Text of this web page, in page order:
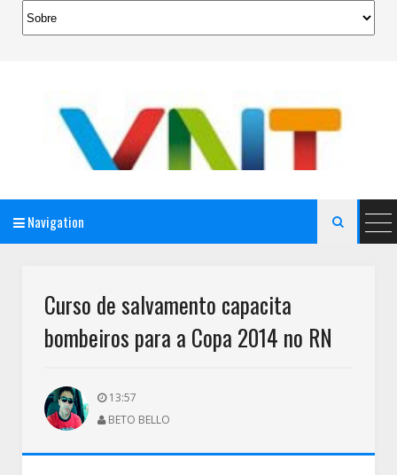
Navigation 
Curso de salvamento capacita
bombeiros para a Copa 2014 no RN
13:57
BETO BELLO